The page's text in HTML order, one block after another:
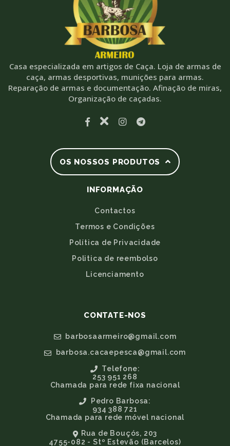
Casa especializada em artigos de Caça. Loja de armas de
caça, armas desportivas, munições para armas.
Reparação de armas e documentação. Afinação de miras,
Organização de caçadas.
OS NOSSOS PRODUTOS
INFORMAÇÃO
Contactos
Termos e Condições
Política de Privacidade
Politica de reembolso
Licenciamento
CONTATE-NOS
barbosaarmeiro@gmail.com
barbosa.cacaepesca@gmail.com
Telefone:
253 951 268
Chamada para rede fixa nacional
Pedro Barbosa:
934 388 721
Chamada para rede móvel nacional
Rua de Bouçós, 203
4755-082 - Stº Estevão (Barcelos)